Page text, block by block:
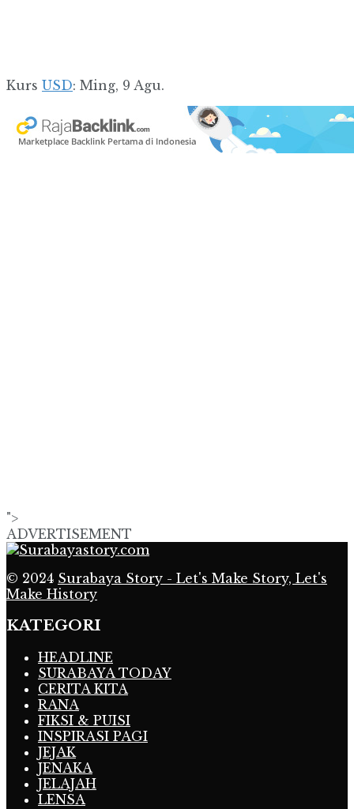
Kurs USD: Ming, 9 Agu.
">
ADVERTISEMENT
© 2024 Surabaya Story - Let's Make Story, Let's
Make History
KATEGORI
HEADLINE
SURABAYA TODAY
CERITA KITA
RANA
FIKSI & PUISI
INSPIRASI PAGI
JEJAK
JENAKA
JELAJAH
LENSA